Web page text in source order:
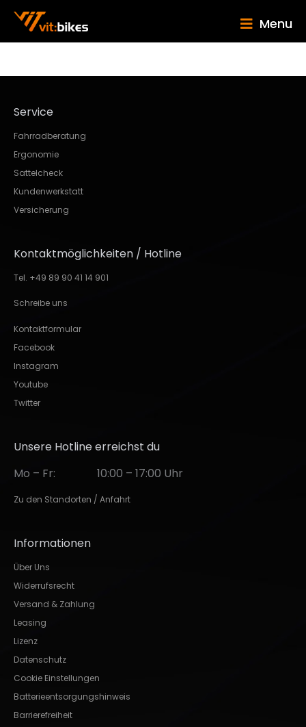
Menu
Service
Fahrradberatung
Ergonomie
Sattelcheck
Kundenwerkstatt
Versicherung
Kontaktmöglichkeiten / Hotline
Tel. +49 89 90 41 14 901
Schreibe uns
Kontaktformular
Facebook
Instagram
Youtube
Twitter
Unsere Hotline erreichst du
Mo – Fr:
10:00 – 17:00 Uhr
Zu den Standorten / Anfahrt
Informationen
Über Uns
Widerrufsrecht
Versand & Zahlung
Leasing
Lizenz
Datenschutz
Cookie Einstellungen
Batterieentsorgungshinweis
Barrierefreiheit